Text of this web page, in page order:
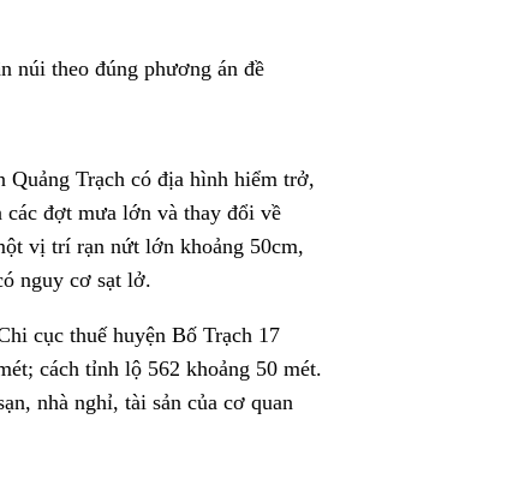
núi theo đúng phương án đề
Trạch có địa hình hiểm trở,
đợt mưa lớn và thay đổi về
vị trí rạn nứt lớn khoảng 50cm,
nguy cơ sạt lở.
cục thuế huyện Bố Trạch 17
cách tỉnh lộ 562 khoảng 50 mét.
nhà nghỉ, tài sản của cơ quan